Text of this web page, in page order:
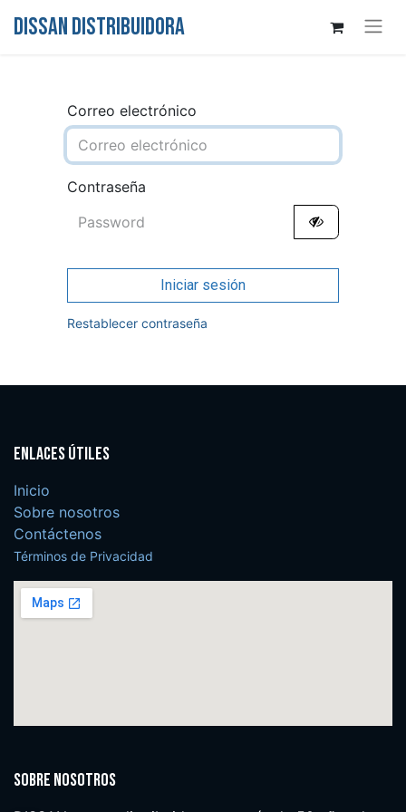
DISSAN DISTRIBUIDORA
Correo electrónico
Contraseña
Iniciar sesión
Restablecer contraseña
Enlaces útiles
Inicio
Sobre nosotros
Contáctenos
Términos de Privacidad
Sobre nosotros